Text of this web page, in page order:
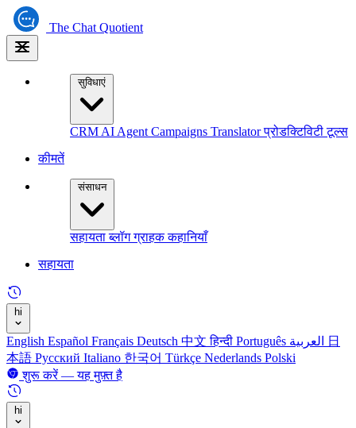
The Chat Quotient
सुविधाएं
CRM AI Agent Campaigns Translatorप्रोडक्टिविटी टूल्स
कीमतें
संसाधन
सहायताब्लॉगग्राहक कहानियाँ
सहायता
hi
English Español Français Deutsch 中文हिन्दी Português
日
本語 Русский Italiano 한국어 Türkçe Nederlands Polski
शुरू करें — यह मुफ़्त है
hi